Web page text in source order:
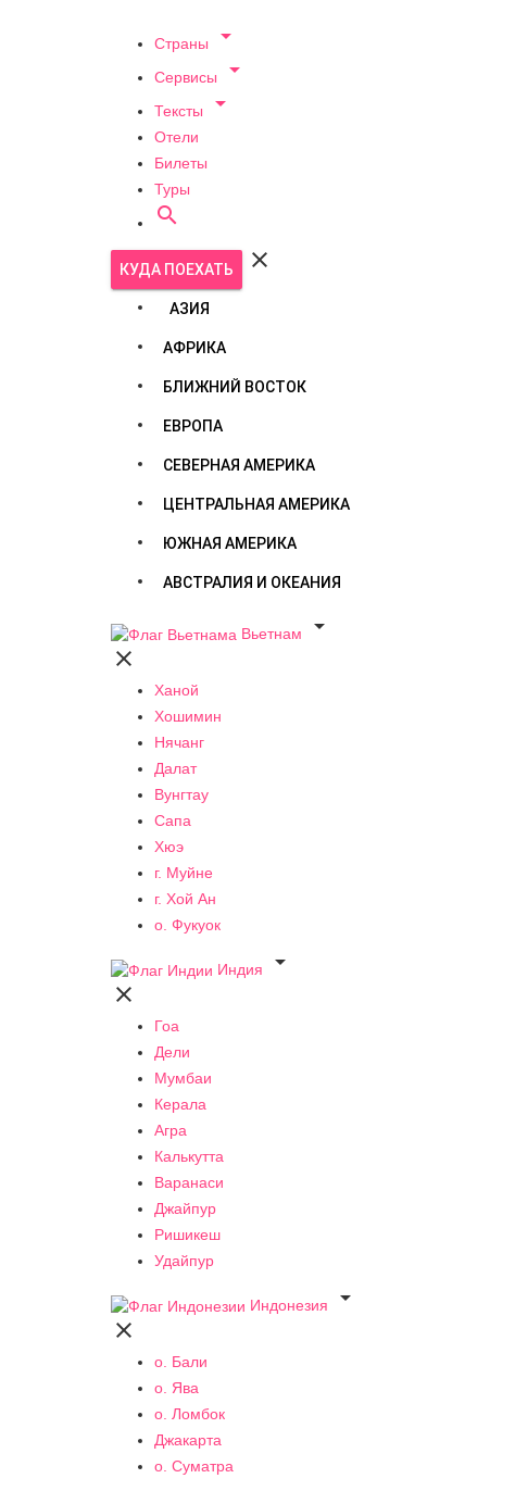
Страны 
Сервисы 
Тексты 
Отели
Билеты
Туры

КУДА ПОЕХАТЬ 
АЗИЯ
АФРИКА
БЛИЖНИЙ ВОСТОК
ЕВРОПА
СЕВЕРНАЯ АМЕРИКА
ЦЕНТРАЛЬНАЯ АМЕРИКА
ЮЖНАЯ АМЕРИКА
АВСТРАЛИЯ И ОКЕАНИЯ
Вьетнам


Ханой
Хошимин
Нячанг
Далат
Вунгтау
Сапа
Хюэ
г. Муйне
г. Хой Ан
о. Фукуок
Индия


Гоа
Дели
Мумбаи
Керала
Агра
Калькутта
Варанаси
Джайпур
Ришикеш
Удайпур
Индонезия


о. Бали
о. Ява
о. Ломбок
Джакарта
о. Суматра